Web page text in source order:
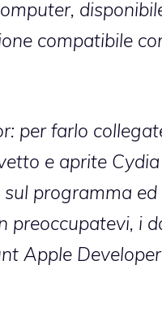
compatibile
per farlo
e aprite
programma
preoccupatevi, i
Apple